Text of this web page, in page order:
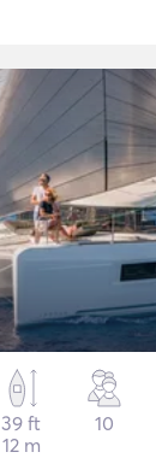
39 ft
12 m
10